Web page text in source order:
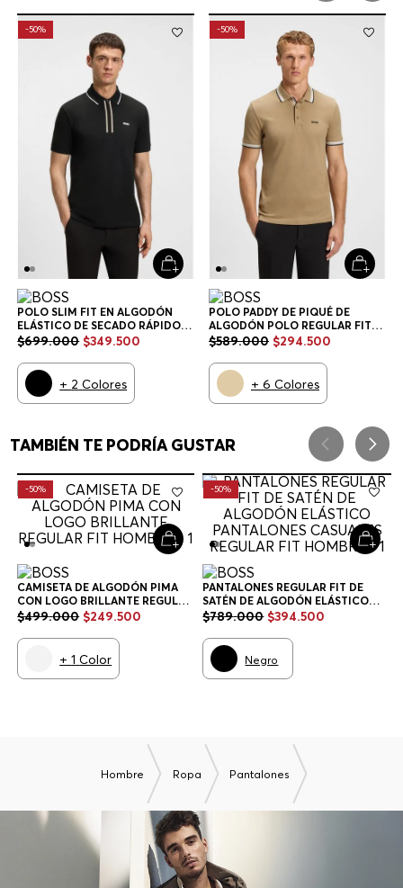
-50%
POLO SLIM FIT EN ALGODÓN
ELÁSTICO DE SECADO RÁPIDO
POLO SLIM FIT HOMBRE
$699.000 $349.500
+ 2 Colores
-50%
POLO PADDY DE PIQUÉ DE
ALGODÓN POLO REGULAR FIT
HOMBRE
$589.000 $294.500
+ 6 Colores
TAMBIÉN TE PODRÍA GUSTAR
-50%
CAMISETA DE ALGODÓN PIMA
CON LOGO BRILLANTE REGULAR
FIT HOMBRE
$499.000 $249.500
+1 Color
-50%
PANTALONES REGULAR FIT DE
SATÉN DE ALGODÓN ELÁSTICO
PANTALONES CASUALES REGULAR
$789.000 $394.500
Negro
Hombre Ropa Pantalones